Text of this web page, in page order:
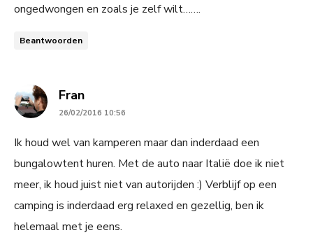
ongedwongen en zoals je zelf wilt…….
Beantwoorden
Fransays:
26/02/2016 10:56
Ik houd wel van kamperen maar dan inderdaad een
bungalowtent huren. Met de auto naar Italië doe ik niet
meer, ik houd juist niet van autorijden :) Verblijf op een
camping is inderdaad erg relaxed en gezellig, ben ik
helemaal met je eens.